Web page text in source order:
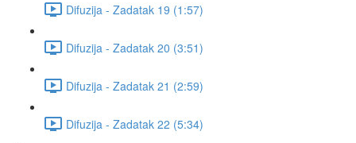
Difuzija - Zadatak 19 (1:57)
Difuzija - Zadatak 20 (3:51)
Difuzija - Zadatak 21 (2:59)
Difuzija - Zadatak 22 (5:34)